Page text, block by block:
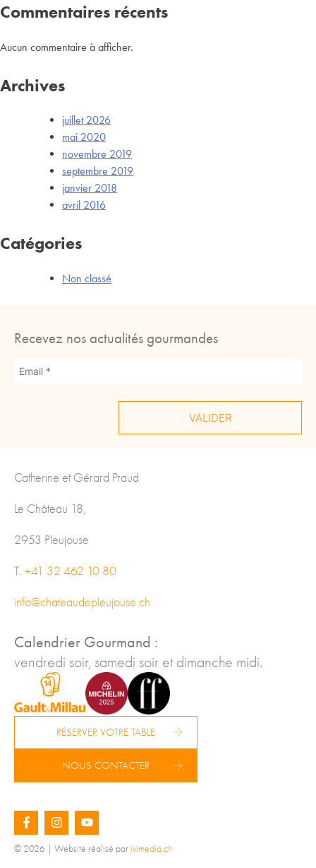
Commentaires récents
Aucun commentaire à afficher.
Archives
juillet 2026
mai 2020
novembre 2019
septembre 2019
janvier 2018
avril 2016
Catégories
Non classé
Recevez nos actualités gourmandes
Catherine et Gérard Praud
Le Château 18,
2953 Pleujouse
T. +41 32 462 10 80
info@chateaudepleujouse.ch
Calendrier Gourmand :
vendredi soir, samedi soir et dimanche midi.
RÉSERVER VOTRE TABLE
NOUS CONTACTER
© 2026 | Website réalisé parivimedia.ch